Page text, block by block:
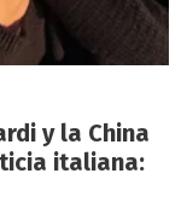
y la China
italiana: